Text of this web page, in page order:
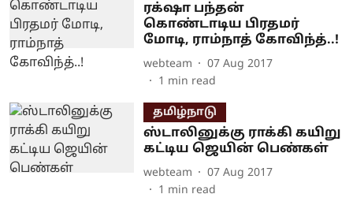
ரக்‌ஷா பந்தன்
கொண்டாடிய பிரதமர்
மோடி, ராம்நாத் கோவிந்த்..!
webteam
07 Aug 2017
1 min read
தமிழ்நாடு
ஸ்டாலினுக்கு ராக்கி கயிறு
கட்டிய ஜெயின் பெண்கள்
webteam
07 Aug 2017
1 min read